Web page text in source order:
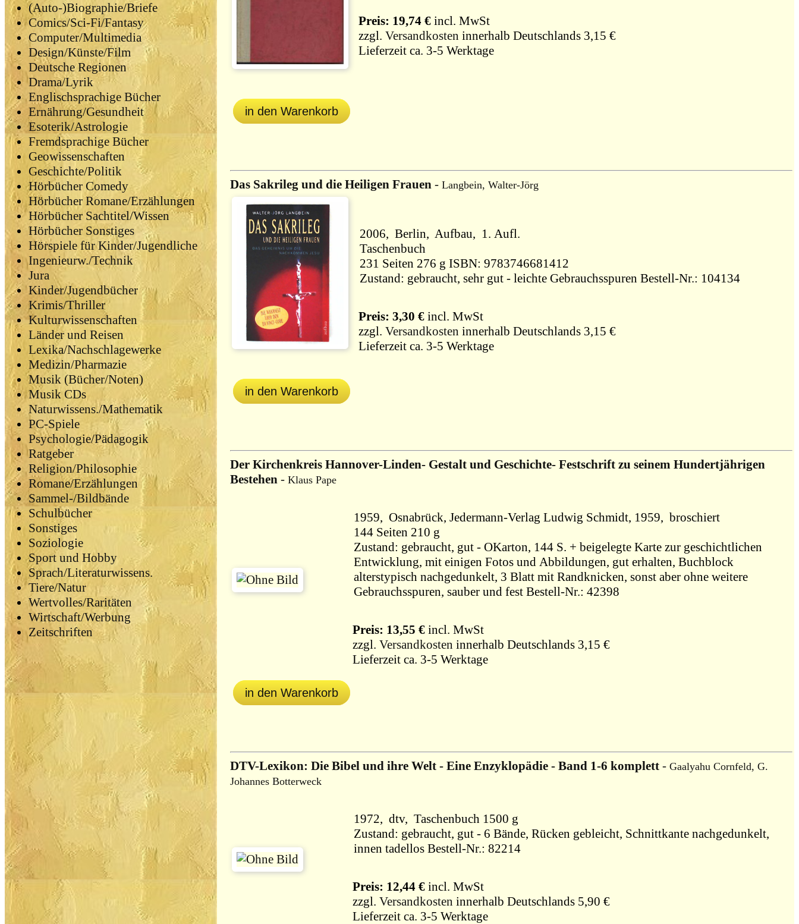
(Auto-)Biographie/Briefe
Comics/Sci-Fi/Fantasy
Computer/Multimedia
Design/Künste/Film
Deutsche Regionen
Drama/Lyrik
Englischsprachige Bücher
Ernährung/Gesundheit
Esoterik/Astrologie
Fremdsprachige Bücher
Geowissenschaften
Geschichte/Politik
Hörbücher Comedy
Hörbücher Romane/Erzählungen
Hörbücher Sachtitel/Wissen
Hörbücher Sonstiges
Hörspiele für Kinder/Jugendliche
Ingenieurw./Technik
Jura
Kinder/Jugendbücher
Krimis/Thriller
Kulturwissenschaften
Länder und Reisen
Lexika/Nachschlagewerke
Medizin/Pharmazie
Musik (Bücher/Noten)
Musik CDs
Naturwissens./Mathematik
PC-Spiele
Psychologie/Pädagogik
Ratgeber
Religion/Philosophie
Romane/Erzählungen
Sammel-/Bildbände
Schulbücher
Sonstiges
Soziologie
Sport und Hobby
Sprach/Literaturwissens.
Tiere/Natur
Wertvolles/Raritäten
Wirtschaft/Werbung
Zeitschriften
Preis: 19,74 € incl. MwSt
zzgl. Versandkosten innerhalb Deutschlands 3,15 €
Lieferzeit ca. 3-5 Werktage
in den Warenkorb
Das Sakrileg und die Heiligen Frauen - Langbein, Walter-Jörg
2006, Berlin, Aufbau, 1. Aufl.
Taschenbuch
231 Seiten 276 g ISBN: 9783746681412
Zustand: gebraucht, sehr gut - leichte Gebrauchsspuren Bestell-Nr.: 104134
Preis: 3,30 € incl. MwSt
zzgl. Versandkosten innerhalb Deutschlands 3,15 €
Lieferzeit ca. 3-5 Werktage
in den Warenkorb
Der Kirchenkreis Hannover-Linden- Gestalt und Geschichte- Festschrift zu seinem Hundertjährigen
Bestehen - Klaus Pape
1959, Osnabrück, Jedermann-Verlag Ludwig Schmidt, 1959, broschiert
144 Seiten 210 g
Zustand: gebraucht, gut - OKarton, 144 S. + beigelegte Karte zur geschichtlichen
Entwicklung, mit einigen Fotos und Abbildungen, gut erhalten, Buchblock
alterstypisch nachgedunkelt, 3 Blatt mit Randknicken, sonst aber ohne weitere
Gebrauchsspuren, sauber und fest Bestell-Nr.: 42398
Preis: 13,55 € incl. MwSt
zzgl. Versandkosten innerhalb Deutschlands 3,15 €
Lieferzeit ca. 3-5 Werktage
in den Warenkorb
DTV-Lexikon: Die Bibel und ihre Welt - Eine Enzyklopädie - Band 1-6 komplett - Gaalyahu Cornfeld, G.
Johannes Botterweck
1972, dtv, Taschenbuch 1500 g
Zustand: gebraucht, gut - 6 Bände, Rücken gebleicht, Schnittkante nachgedunkelt,
innen tadellos Bestell-Nr.: 82214
Preis: 12,44 € incl. MwSt
zzgl. Versandkosten innerhalb Deutschlands 5,90 €
Lieferzeit ca. 3-5 Werktage